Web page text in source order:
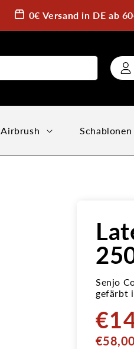
0€ Versand in DE ab
Airbrush Schablonen
Senjo
gefärbt
Preis
GRUNDPREIS
€58,00